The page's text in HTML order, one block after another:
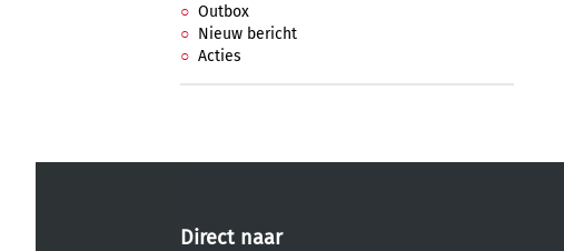
Outbox
Nieuw bericht
Acties
Direct naar